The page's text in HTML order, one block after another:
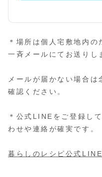
＊場所は個人宅敷地内の
一斉メールにてお送りし
メールが届かない場合
確認ください。
＊公式LINEをご登録し
わせや連絡が確実です。
暮らしのレシピ公式LINE